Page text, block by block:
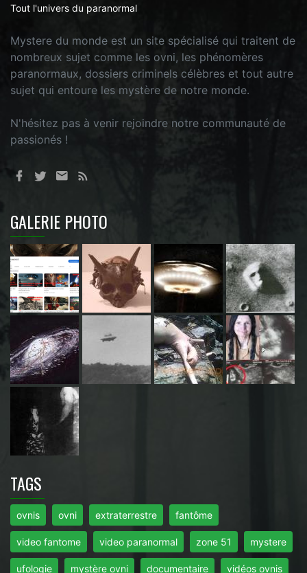
Tout l'univers du paranormal
Mystere du monde est un site spécialisé qui traitent de
nombreux sujet comme les ovni, les phénomères
paranormaux, dossiers criminels célèbres et tout autre
sujet qui entoure les mystère de notre monde.
N'hésitez pas à venir rejoindre notre communauté de
passionés !
GALERIE PHOTO
TAGS
ovnis ovni extraterrestre fantôme
video fantome video paranormal zone 51 mystere
ufologie mystère ovni documentaire vidéos ovnis